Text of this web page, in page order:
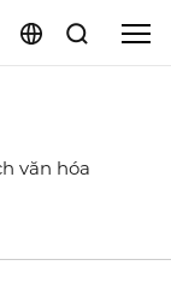
văn hóa